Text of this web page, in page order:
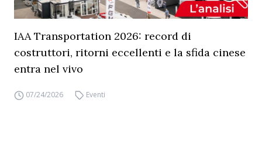
IAA Transportation 2026: record di
costruttori, ritorni eccellenti e la sfida cinese
entra nel vivo
07/24/2026 Eventi